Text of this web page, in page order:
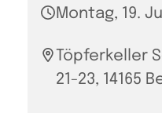
Montag, 19.
Töpferkeller
21-23, 14165